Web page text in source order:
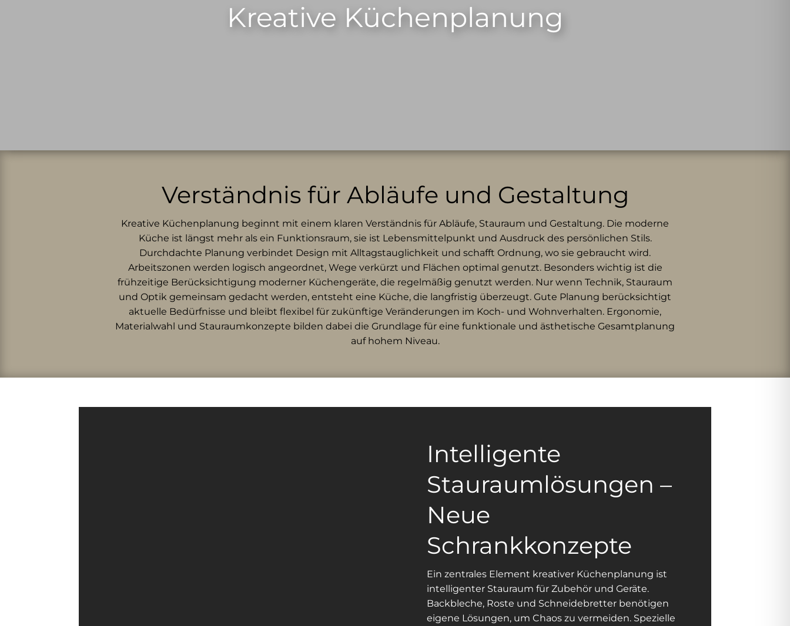
Kreative Küchenplanung
Verständnis für Abläufe und Gestaltung
Kreative Küchenplanung beginnt mit einem klaren Verständnis für Abläufe, Stauraum und Gestaltung. Die moderne
Küche ist längst mehr als ein Funktionsraum, sie ist Lebensmittelpunkt und Ausdruck des persönlichen Stils.
Durchdachte Planung verbindet Design mit Alltagstauglichkeit und schafft Ordnung, wo sie gebraucht wird.
Arbeitszonen werden logisch angeordnet, Wege verkürzt und Flächen optimal genutzt. Besonders wichtig ist die
frühzeitige Berücksichtigung moderner Küchengeräte, die regelmäßig genutzt werden. Nur wenn Technik, Stauraum
und Optik gemeinsam gedacht werden, entsteht eine Küche, die langfristig überzeugt. Gute Planung berücksichtigt
aktuelle Bedürfnisse und bleibt flexibel für zukünftige Veränderungen im Koch- und Wohnverhalten. Ergonomie,
Materialwahl und Stauraumkonzepte bilden dabei die Grundlage für eine funktionale und ästhetische Gesamtplanung
auf hohem Niveau.
Intelligente
Stauraumlösungen –
Neue
Schrankkonzepte
Ein zentrales Element kreativer Küchenplanung ist
intelligenter Stauraum für Zubehör und Geräte.
Backbleche, Roste und Schneidebretter benötigen
eigene Lösungen, um Chaos zu vermeiden. Spezielle